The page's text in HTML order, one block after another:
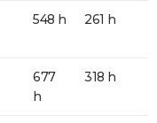
548 h 261 h
677
h
318 h